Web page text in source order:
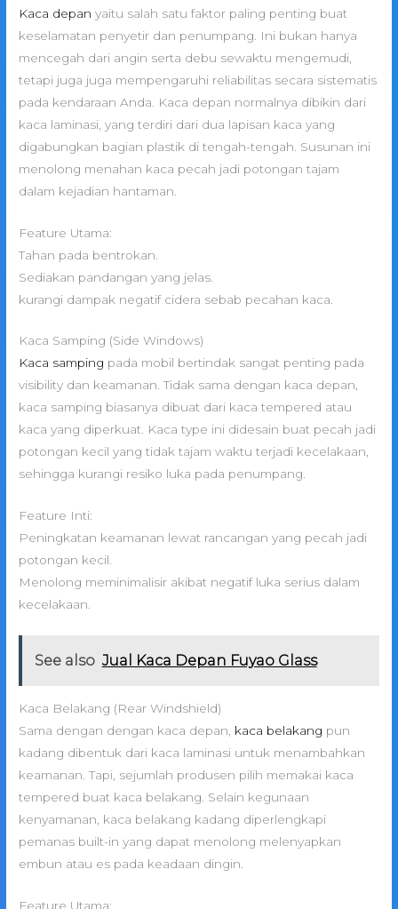
Kaca depan yaitu salah satu faktor paling penting buat
keselamatan penyetir dan penumpang. Ini bukan hanya
mencegah dari angin serta debu sewaktu mengemudi,
tetapi juga juga mempengaruhi reliabilitas secara sistematis
pada kendaraan Anda. Kaca depan normalnya dibikin dari
kaca laminasi, yang terdiri dari dua lapisan kaca yang
digabungkan bagian plastik di tengah-tengah. Susunan ini
menolong menahan kaca pecah jadi potongan tajam
dalam kejadian hantaman.
Feature Utama:
Tahan pada bentrokan.
Sediakan pandangan yang jelas.
kurangi dampak negatif cidera sebab pecahan kaca.
Kaca Samping (Side Windows)
Kaca samping pada mobil bertindak sangat penting pada
visibility dan keamanan. Tidak sama dengan kaca depan,
kaca samping biasanya dibuat dari kaca tempered atau
kaca yang diperkuat. Kaca type ini didesain buat pecah jadi
potongan kecil yang tidak tajam waktu terjadi kecelakaan,
sehingga kurangi resiko luka pada penumpang.
Feature Inti:
Peningkatan keamanan lewat rancangan yang pecah jadi
potongan kecil.
Menolong meminimalisir akibat negatif luka serius dalam
kecelakaan.
See also Jual Kaca Depan Fuyao Glass
Kaca Belakang (Rear Windshield)
Sama dengan dengan kaca depan, kaca belakang pun
kadang dibentuk dari kaca laminasi untuk menambahkan
keamanan. Tapi, sejumlah produsen pilih memakai kaca
tempered buat kaca belakang. Selain kegunaan
kenyamanan, kaca belakang kadang diperlengkapi
pemanas built-in yang dapat menolong melenyapkan
embun atau es pada keadaan dingin.
Feature Utama: